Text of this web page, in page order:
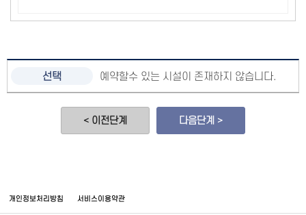
예약할수 있는 시설이 존재하지 않습니다.
< 이전단계 다음단계 >
개인정보처리방침 서비스이용약관